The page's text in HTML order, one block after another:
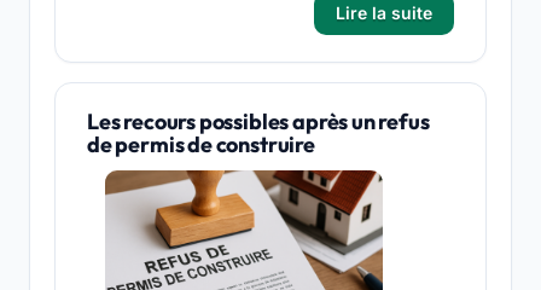
Lire la suite
Les recours possibles après un refus
de permis de construire